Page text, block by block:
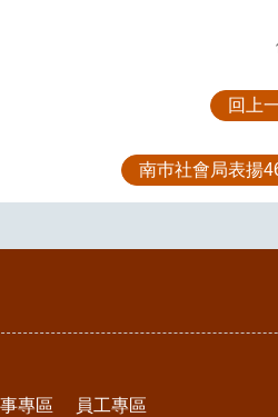
回上
南巿社會局表揚
專區 員工專區